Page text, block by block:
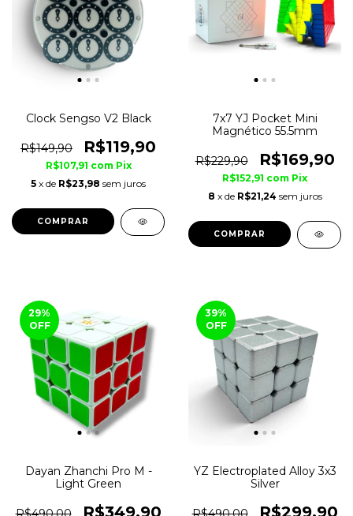
Clock Sengso V2 Black
R$149,90 R$119,90
R$107,91 com Pix
5 x de R$23,98 sem juros
COMPRAR
7x7 YJ Pocket Mini
Magnético 55.5mm
R$229,90 R$169,90
R$152,91 com Pix
8 x de R$21,24 sem juros
COMPRAR
29%
OFF
Dayan Zhanchi Pro M -
Light Green
R$349,90
39%
OFF
YZ Electroplated Alloy 3x3
Silver
R$299,90